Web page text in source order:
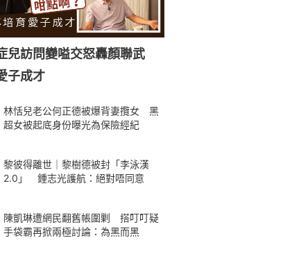
兒訪問變嗌交怒轟顏聯武
子成才
林恬兒老公何正德被爆背妻攬女 黑
超女被起底身份曝光為保險經紀
黎彼得離世｜黎樹德被封「李泳漢
2.0」 鍾志光護航：絕對唔同意
陳凱琳遭網民翻舊帳圍剿 搭叮叮疑
手袋霸再掀兩極討論：為黑而黑